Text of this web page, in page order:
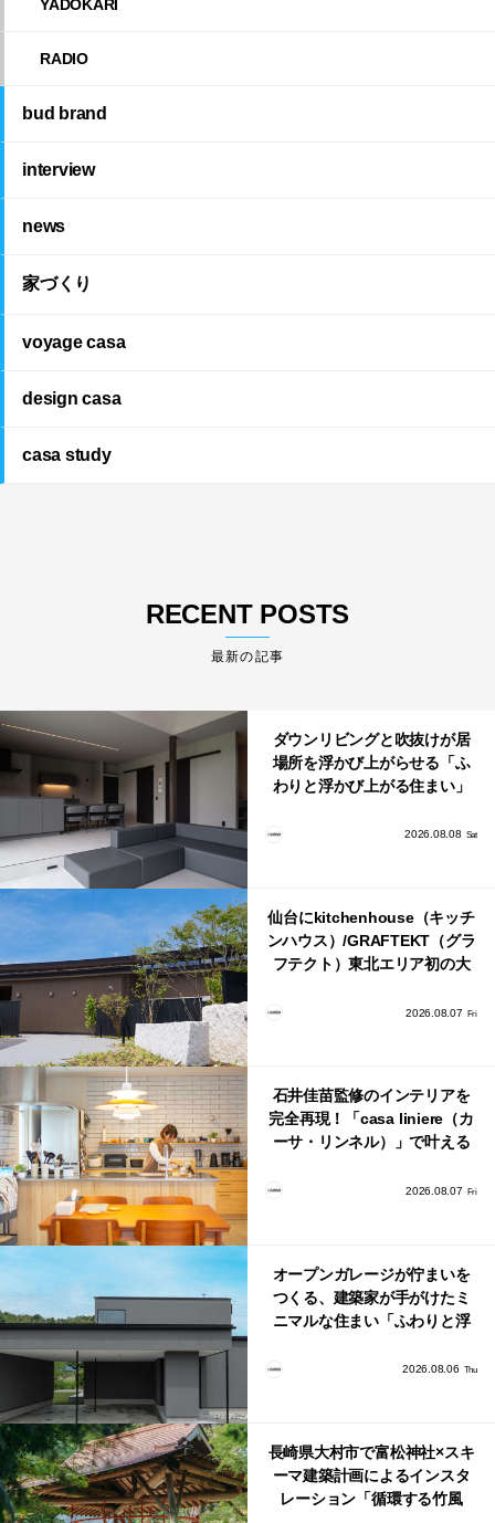
YADOKARI
RADIO
bud brand
interview
news
家づくり
voyage casa
design casa
casa study
RECENT POSTS
最新の記事
ダウンリビングと吹抜けが居
場所を浮かび上がらせる「ふ
わりと浮かび上がる住まい」
2026.08.08 Sat
仙台にkitchenhouse（キッチ
ンハウス）/GRAFTEKT（グラ
フテクト）東北エリア初の大
2026.08.07 Fri
石井佳苗監修のインテリアを
完全再現！「casa liniere（カ
ーサ・リンネル）」で叶える
2026.08.07 Fri
オープンガレージが佇まいを
つくる、建築家が手がけたミ
ニマルな住まい「ふわりと浮
2026.08.06 Thu
長崎県大村市で富松神社×スキ
ーマ建築計画によるインスタ
レーション「循環する竹風